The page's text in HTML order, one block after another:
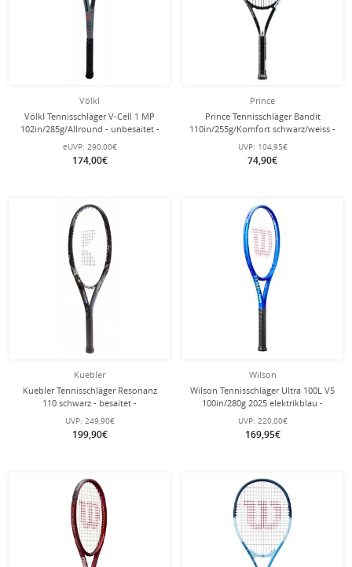
Völkl
Völkl Tennisschläger V-Cell 1 MP
102in/285g/Allround - unbesaitet -
eUVP: 290,00€
174,00€
Prince
Prince Tennisschläger Bandit
110in/255g/Komfort schwarz/weiss -
besaitet -
UVP: 104,95€
74,90€
Kuebler
Kuebler Tennisschläger Resonanz
110 schwarz - besaitet -
UVP: 249,90€
199,90€
Wilson
Wilson Tennisschläger Ultra 100L V5
100in/280g 2025 elektrikblau -
unbesaitet -
UVP: 220,00€
169,95€